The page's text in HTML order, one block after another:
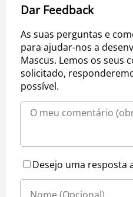
Dar Feedback
As suas perguntas e
para ajudar-nos a
Mascus. Lemos os seus
solicitado,
possível.
Desejo uma resposta